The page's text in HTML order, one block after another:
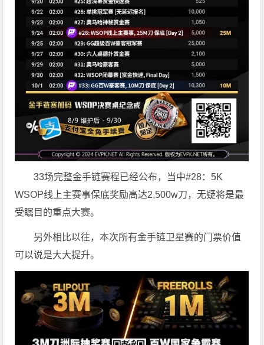
33场完整金手链赛程已经公布，当中#28：5K
WSOP线上主赛事保底奖励高达2,500w刀，无疑将是最
受瞩目的重点大赛。
另外相比以往，本次所有金手链卫星赛的门票价值
可以说是大大提升。